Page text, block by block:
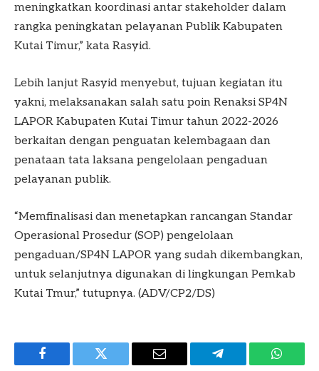
meningkatkan koordinasi antar stakeholder dalam
rangka peningkatan pelayanan Publik Kabupaten
Kutai Timur,” kata Rasyid.
Lebih lanjut Rasyid menyebut, tujuan kegiatan itu
yakni, melaksanakan salah satu poin Renaksi SP4N
LAPOR Kabupaten Kutai Timur tahun 2022-2026
berkaitan dengan penguatan kelembagaan dan
penataan tata laksana pengelolaan pengaduan
pelayanan publik.
“Memfinalisasi dan menetapkan rancangan Standar
Operasional Prosedur (SOP) pengelolaan
pengaduan/SP4N LAPOR yang sudah dikembangkan,
untuk selanjutnya digunakan di lingkungan Pemkab
Kutai Tmur,” tutupnya. (ADV/CP2/DS)
Facebook Twitter Email Telegram